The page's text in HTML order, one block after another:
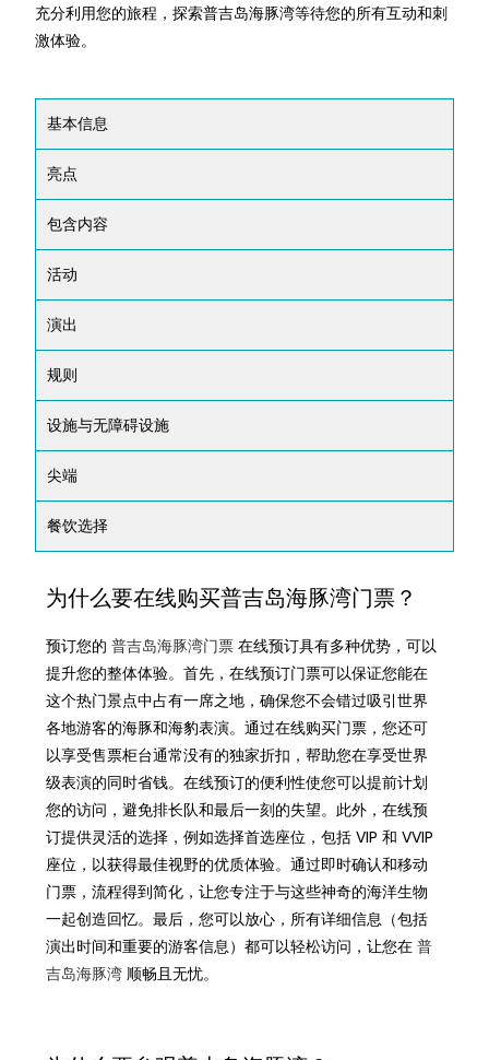
充分利用您的旅程，探索普吉岛海豚湾等待您的所有互动和刺
激体验。
基本信息
亮点
包含内容
活动
演出
规则
设施与无障碍设施
尖端
餐饮选择
为什么要在线购买普吉岛海豚湾门票？
预订您的普吉岛海豚湾门票 在线预订具有多种优势，可以
提升您的整体体验。首先，在线预订门票可以保证您能在
这个热门景点中占有一席之地，确保您不会错过吸引世界
各地游客的海豚和海豹表演。通过在线购买门票，您还可
以享受售票柜台通常没有的独家折扣，帮助您在享受世界
级表演的同时省钱。在线预订的便利性使您可以提前计划
您的访问，避免排长队和最后一刻的失望。此外，在线预
订提供灵活的选择，例如选择首选座位，包括 VIP 和 VVIP
座位，以获得最佳视野的优质体验。通过即时确认和移动
门票，流程得到简化，让您专注于与这些神奇的海洋生物
一起创造回忆。最后，您可以放心，所有详细信息（包括
演出时间和重要的游客信息）都可以轻松访问，让您在普
吉岛海豚湾 顺畅且无忧。